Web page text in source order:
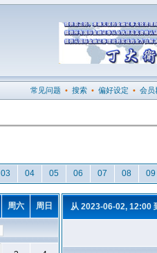
常见问题 • 搜索 • 偏好设定 • 会员
03 04 05 06 07 08 09
周六 周日 从 2023-06-02, 12:00